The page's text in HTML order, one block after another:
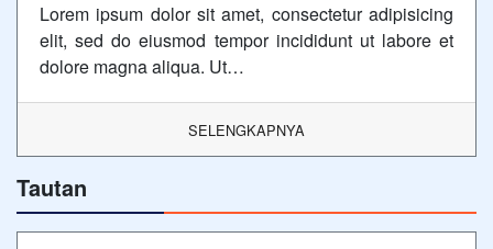
Lorem ipsum dolor sit amet, consectetur adipisicing
elit, sed do eiusmod tempor incididunt ut labore et
dolore magna aliqua. Ut…
SELENGKAPNYA
Tautan